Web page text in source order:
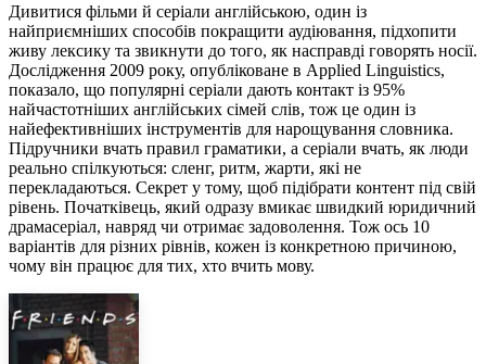
Дивитися фільми й серіали англійською, один із
найприємніших способів покращити аудіювання, підхопити
живу лексику та звикнути до того, як насправді говорять носії.
Дослідження 2009 року, опубліковане в Applied Linguistics,
показало, що популярні серіали дають контакт із 95%
найчастотніших англійських сімей слів, тож це один із
найефективніших інструментів для нарощування словника.
Підручники вчать правил граматики, а серіали вчать, як люди
реально спілкуються: сленг, ритм, жарти, які не
перекладаються. Секрет у тому, щоб підібрати контент під свій
рівень. Початківець, який одразу вмикає швидкий юридичний
драмасеріал, навряд чи отримає задоволення. Тож ось 10
варіантів для різних рівнів, кожен із конкретною причиною,
чому він працює для тих, хто вчить мову.